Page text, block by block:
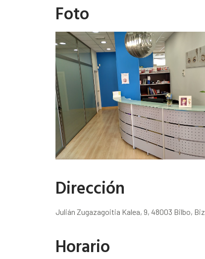
Foto
Dirección
Julián Zugazagoitia Kalea, 9, 48003 Bilbo,
Horario